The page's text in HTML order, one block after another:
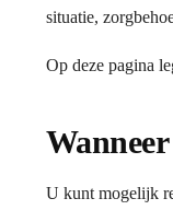
situatie,
Op deze pagina
U kunt mogelijk